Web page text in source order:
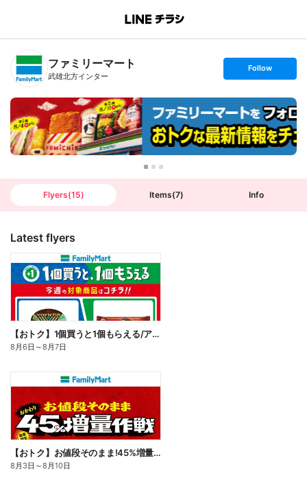
B
n
T
ファミリーマート
武雄北方インター
s
t
o
l
w
Follow
Flyers(15) Items(7) Info
Latest flyers
【おトク】1個買うと1個もらえる/アイス
8月6日 ～8月7日
【おトク】お値段そのまま!45%増量作戦!
8月3日 ～8月10日